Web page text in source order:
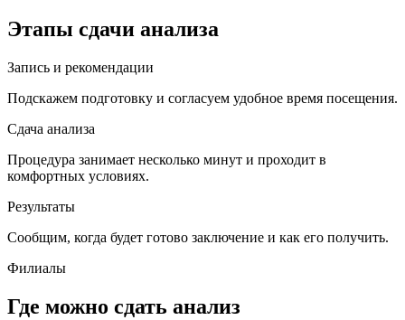
Этапы сдачи анализа
Запись и рекомендации
Подскажем подготовку и согласуем удобное время посещения.
Сдача анализа
Процедура занимает несколько минут и проходит в
комфортных условиях.
Результаты
Сообщим, когда будет готово заключение и как его получить.
Филиалы
Где можно сдать анализ